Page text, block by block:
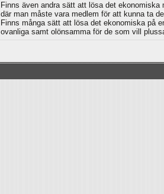
Finns även andra sätt att lösa det
där man måste vara medlem för att kunna ta
Finns många sätt att lösa det ekonomiska på
ovanliga samt olönsamma för de som vill